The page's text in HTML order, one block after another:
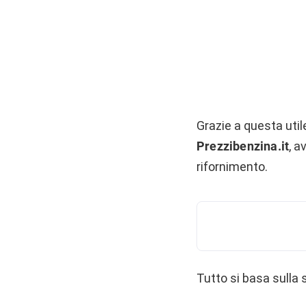
Grazie a questa
Prezzibenzina.it,
rifornimento.
Tutto si basa sulla